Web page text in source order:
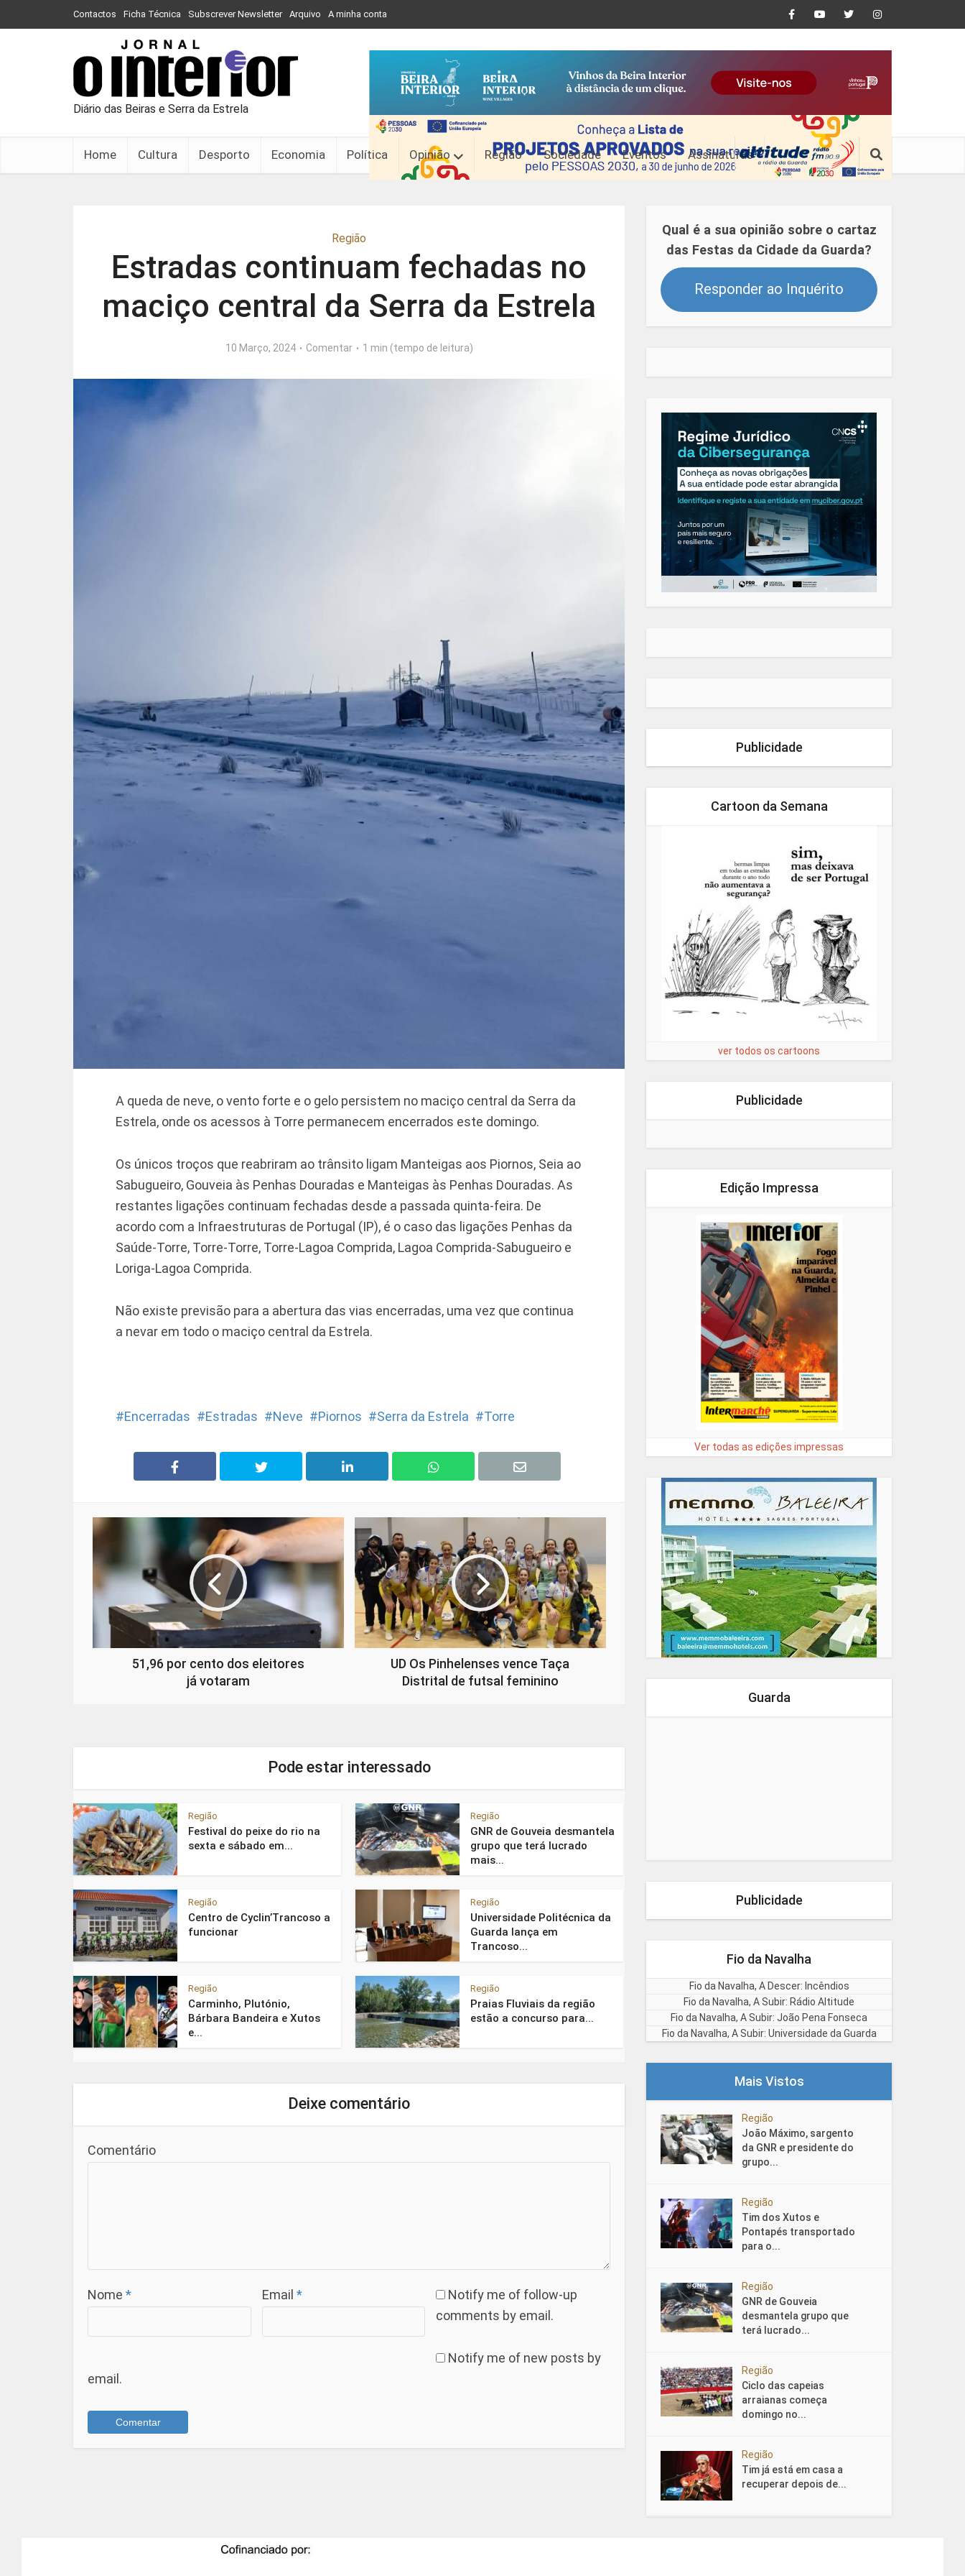
Contactos Ficha Técnica Subscrever Newsletter Arquivo A minha conta
Diário das Beiras e Serra da Estrela
Home Cultura Desporto Economia Política Opinião Região Sociedade Eventos Assinaturas
Região
Estradas continuam fechadas no
maciço central da Serra da Estrela
10 Março, 2024 Comentar 1 min (tempo de leitura)
A queda de neve, o vento forte e o gelo persistem no maciço central da Serra da
Estrela, onde os acessos à Torre permanecem encerrados este domingo.
Os únicos troços que reabriram ao trânsito ligam Manteigas aos Piornos, Seia ao
Sabugueiro, Gouveia às Penhas Douradas e Manteigas às Penhas Douradas. As
restantes ligações continuam fechadas desde a passada quinta-feira. De
acordo com a Infraestruturas de Portugal (IP), é o caso das ligações Penhas da
Saúde-Torre, Torre-Torre, Torre-Lagoa Comprida, Lagoa Comprida-Sabugueiro e
Loriga-Lagoa Comprida.
Não existe previsão para a abertura das vias encerradas, uma vez que continua
a nevar em todo o maciço central da Estrela.
Encerradas Estradas Neve Piornos Serra da Estrela Torre
51,96 por cento dos eleitores
já votaram
UD Os Pinhelenses vence Taça
Distrital de futsal feminino
Pode estar interessado
Região
Festival do peixe do rio na
sexta e sábado em...
Região
GNR de Gouveia desmantela
grupo que terá lucrado
mais...
Região
Centro de Cyclin’Trancoso a
funcionar
Região
Universidade Politécnica da
Guarda lança em
Trancoso...
Região
Carminho, Plutónio,
Bárbara Bandeira e Xutos
e...
Região
Praias Fluviais da região
estão a concurso para...
Deixe comentário
Comentário
Nome * Email *
Notify me of follow-up
comments by email.
Notify me of new posts by
email.
Qual é a sua opinião sobre o cartaz
das Festas da Cidade da Guarda?
Responder ao Inquérito
Publicidade
Cartoon da Semana
ver todos os cartoons
Publicidade
Edição Impressa
Ver todas as edições impressas
Guarda
Publicidade
Fio da Navalha
Fio da Navalha, A Descer: Incêndios
Fio da Navalha, A Subir: Rádio Altitude
Fio da Navalha, A Subir: João Pena Fonseca
Fio da Navalha, A Subir: Universidade da Guarda
Mais Vistos
Região
João Máximo, sargento
da GNR e presidente do
grupo...
Região
Tim dos Xutos e
Pontapés transportado
para o...
Região
GNR de Gouveia
desmantela grupo que
terá lucrado...
Região
Ciclo das capeias
arraianas começa
domingo no...
Região
Tim já está em casa a
recuperar depois de...